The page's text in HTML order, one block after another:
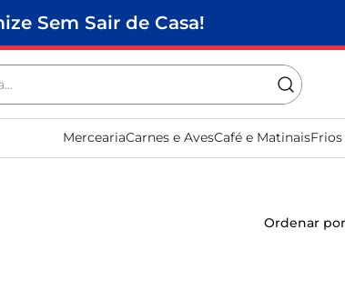
Sem Sair de Casa!
MerceariaCarnes e AvesCafé e Matinais
Ordenar por